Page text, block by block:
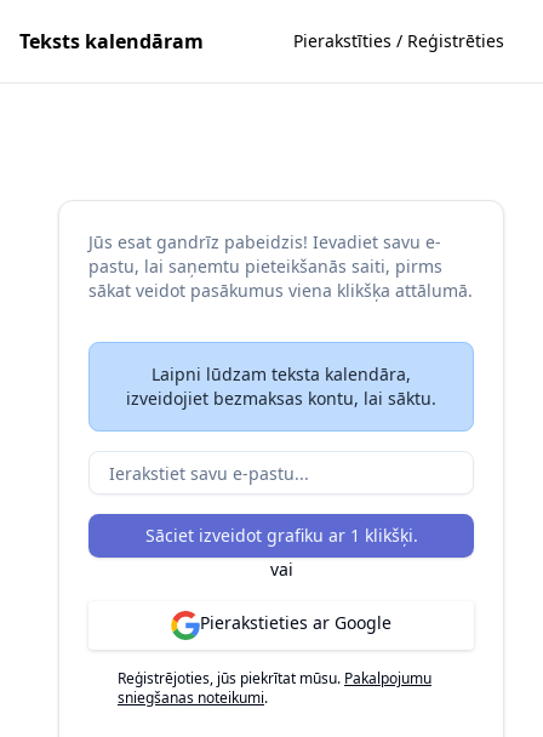
Teksts kalendāram Pierakstīties / Reģistrēties
Jūs esat gandrīz pabeidzis! Ievadiet savu e-
pastu, lai saņemtu pieteikšanās saiti, pirms
sākat veidot pasākumus viena klikšķa attālumā.
Laipni lūdzam teksta kalendāra,
izveidojiet bezmaksas kontu, lai sāktu.
Sāciet izveidot grafiku ar 1 klikšķi.
vai
Pierakstieties ar Google
Reģistrējoties, jūs piekrītat mūsu. Pakalpojumu
sniegšanas noteikumi.